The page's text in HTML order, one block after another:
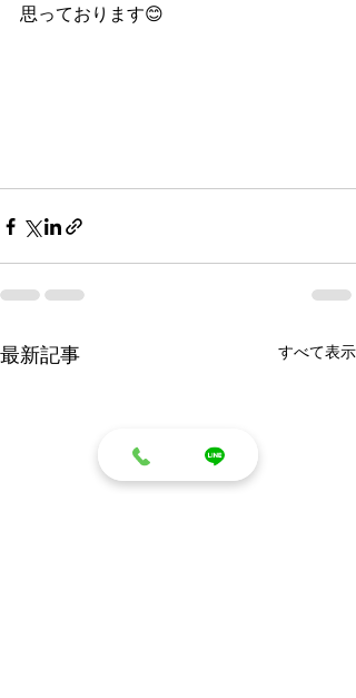
思っております😊
最新記事 すべて表示